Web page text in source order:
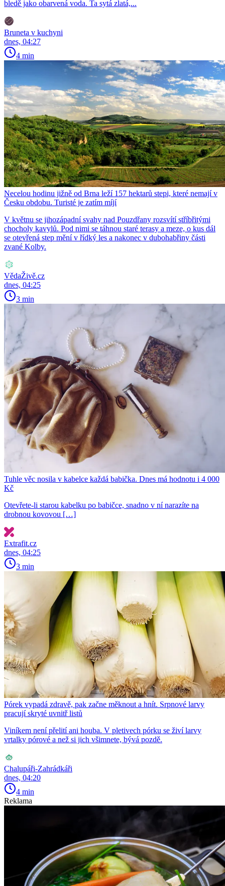
bledě jako obarvená voda. Ta sytá zlatá,...
Bruneta v kuchyni
dnes, 04:27
4 min
Necelou hodinu jižně od Brna leží 157 hektarů stepi, které nemají v
Česku obdobu. Turisté je zatím míjí
V květnu se jihozápadní svahy nad Pouzdřany rozsvítí stříbřitými
chocholy kavylů. Pod nimi se táhnou staré terasy a meze, o kus dál
se otevřená step mění v řídký les a nakonec v dubohabřiny části
zvané Kolby.
VědaŽivě.cz
dnes, 04:25
3 min
Tuhle věc nosila v kabelce každá babička. Dnes má hodnotu i 4 000
Kč
Otevřete-li starou kabelku po babičce, snadno v ní narazíte na
drobnou kovovou […]
Extrafit.cz
dnes, 04:25
3 min
Pórek vypadá zdravě, pak začne měknout a hnít. Srpnové larvy
pracují skryté uvnitř listů
Viníkem není přelití ani houba. V pletivech pórku se živí larvy
vrtalky pórové a než si jich všimnete, bývá pozdě.
Chalupáři-Zahrádkáři
dnes, 04:20
4 min
Reklama